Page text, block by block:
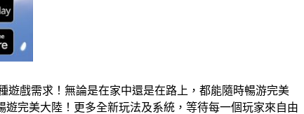
遊戲需求！無論是在家中還是在路上，都能隨時暢游完美
完美大陸！更多全新玩法及系統，等待每一個玩家來自由